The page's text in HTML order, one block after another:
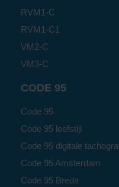
RVM1-C
RVM1-C1
VM2-C
VM3-C
CODE 95
Code 95
Code 95 leefstijl
Code 95 digitale
Code 95 Amsterdam
Code 95 Breda